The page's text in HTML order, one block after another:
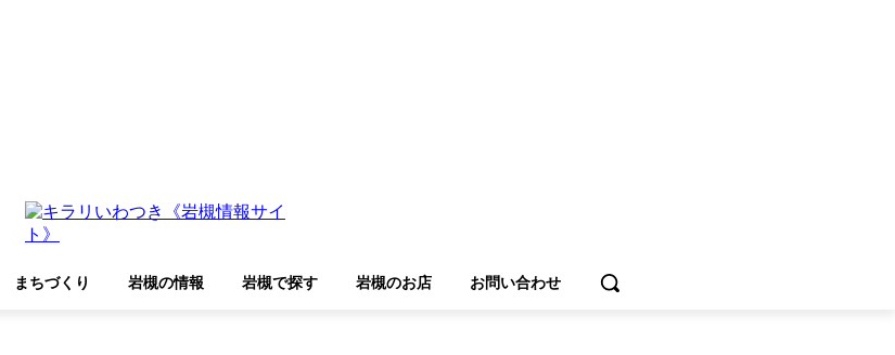
まちづくり 岩槻の情報 岩槻で探す 岩槻のお店 お問い合わせ